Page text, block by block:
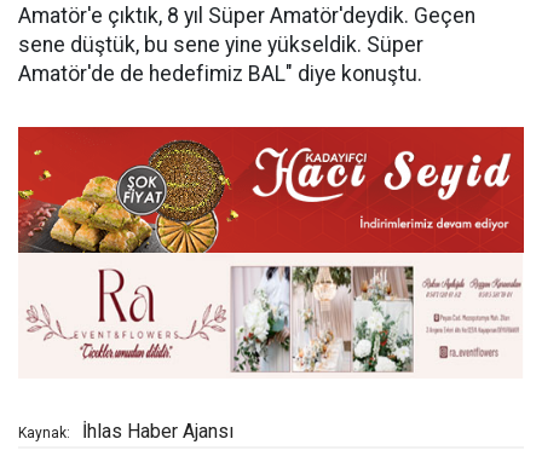
Amatör'e çıktık, 8 yıl Süper Amatör'deydik. Geçen
sene düştük, bu sene yine yükseldik. Süper
Amatör'de de hedefimiz BAL" diye konuştu.
Kaynak: İhlas Haber Ajansı